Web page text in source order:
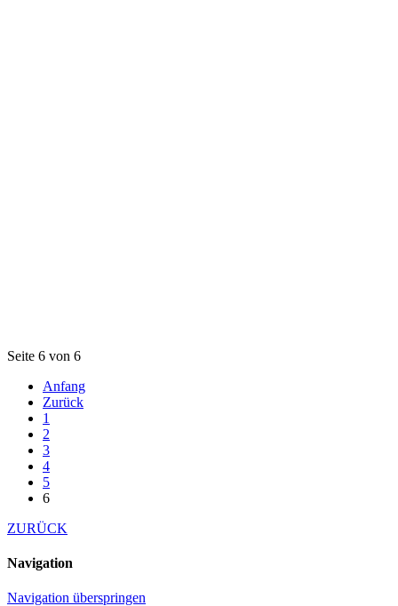
Seite 6 von 6
Anfang
Zurück
1
2
3
4
5
6
ZURÜCK
Navigation
Navigation überspringen